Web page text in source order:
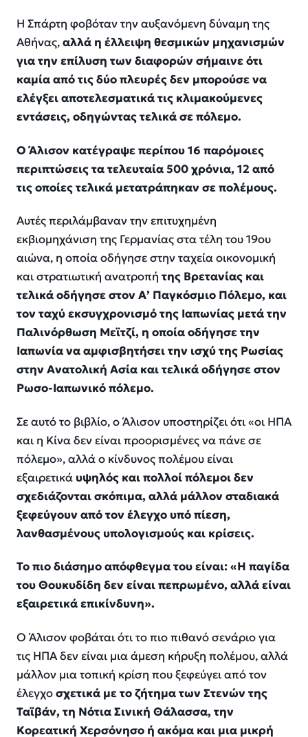
Η Σπάρτη φοβόταν την αυξανόμενη δύναμη της
Αθήνας,αλλά η έλλειψη θεσμικών μηχανισμών
για την επίλυση των διαφορών σήμαινε ότι
καμία από τις δύο πλευρές δεν μπορούσε να
ελέγξει αποτελεσματικά τις κλιμακούμενες
εντάσεις, οδηγώντας τελικά σε πόλεμο.
Ο Άλισον κατέγραψε περίπου 16 παρόμοιες
περιπτώσεις τα τελευταία 500 χρόνια, 12 από
τις οποίες τελικά μετατράπηκαν σε πολέμους.
Αυτές περιλάμβαναν την επιτυχημένη
εκβιομηχάνιση της Γερμανίας στα τέλη του 19ου
αιώνα, η οποία οδήγησε στην ταχεία οικονομική
και στρατιωτική ανατροπή της Βρετανίας και
τελικά οδήγησε στον Α’ Παγκόσμιο Πόλεμο, και
τον ταχύ εκσυγχρονισμό της Ιαπωνίας μετά την
Παλινόρθωση Μεϊτζί, η οποία οδήγησε την
Ιαπωνία να αμφισβητήσει την ισχύ της Ρωσίας
στην Ανατολική Ασία και τελικά οδήγησε στον
Ρωσο-Ιαπωνικό πόλεμο.
Σε αυτό το βιβλίο, ο Άλισον υποστηρίζει ότι «οι ΗΠΑ
και η Κίνα δεν είναι προορισμένες να πάνε σε
πόλεμο», αλλά ο κίνδυνος πολέμου είναι
εξαιρετικά υψηλός και πολλοί πόλεμοι δεν
σχεδιάζονται σκόπιμα, αλλά μάλλον σταδιακά
ξεφεύγουν από τον έλεγχο υπό πίεση,
λανθασμένους υπολογισμούς και κρίσεις.
Το πιο διάσημο απόφθεγμα του είναι: «Η παγίδα
του Θουκυδίδη δεν είναι πεπρωμένο, αλλά είναι
εξαιρετικά επικίνδυνη».
Ο Άλισον φοβάται ότι το πιο πιθανό σενάριο για
τις ΗΠΑ δεν είναι μια άμεση κήρυξη πολέμου, αλλά
μάλλον μια τοπική κρίση που ξεφεύγει από τον
έλεγχοσχετικά με το ζήτημα των Στενών της
Ταϊβάν, τη Νότια Σινική Θάλασσα, την
Κορεατική Χερσόνησο ή ακόμα και μια μικρή